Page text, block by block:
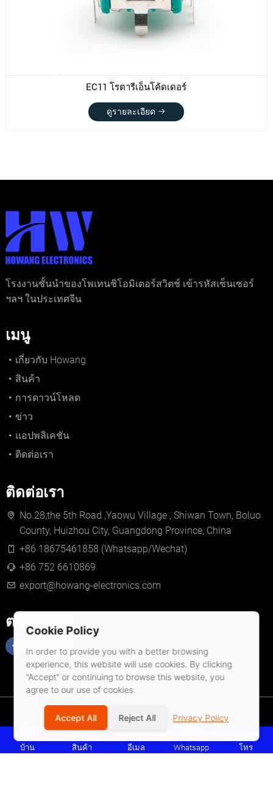
EC11 โรตารีเอ็นโค้ดเดอร์
ดูรายละเอียด
โรงงานชั้นนำของโพเทนชิโอมิเตอร์สวิตช์ เข้ารหัสเซ็นเซอร์
ฯลฯ ในประเทศจีน
เมนู
เกี่ยวกับ Howang
สินค้า
การดาวน์โหลด
ข่าว
แอปพลิเคชัน
ติดต่อเรา
ติดต่อเรา
No.28,the 5th Road ,Yaowu Village , Shiwan Town, Boluo
County, Huizhou City, Guangdong Province, China
+86 18675461858 (Whatsapp/Wechat)
+86 752 6610869
export@howang-electronics.com
ตามเรามา
© 2026 Huizhou Howang Electronics Co.,Ltd
นโยบายความเป็นส่วนตัว
แผนที่ไซต์
บ้าน สินค้า อีเมล Whatsapp โทร
Cookie Policy
In order to provide you with a better browsing
experience, this website will use cookies. By clicking
"Accept" or continuing to browse this website, you
agree to our use of cookies.
Accept All Reject All Privacy Policy